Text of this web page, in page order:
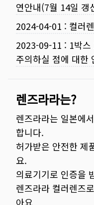
연안내(7월 14일 갱
2024-04-01 : 컬러
2023-09-11 : 1박
주의하실 점에 대한
렌즈라라는?
렌즈라라는 일본에
합니다.
허가받은 안전한 제
요.
의료기기로 인증을
렌즈라라 컬러렌즈
아요